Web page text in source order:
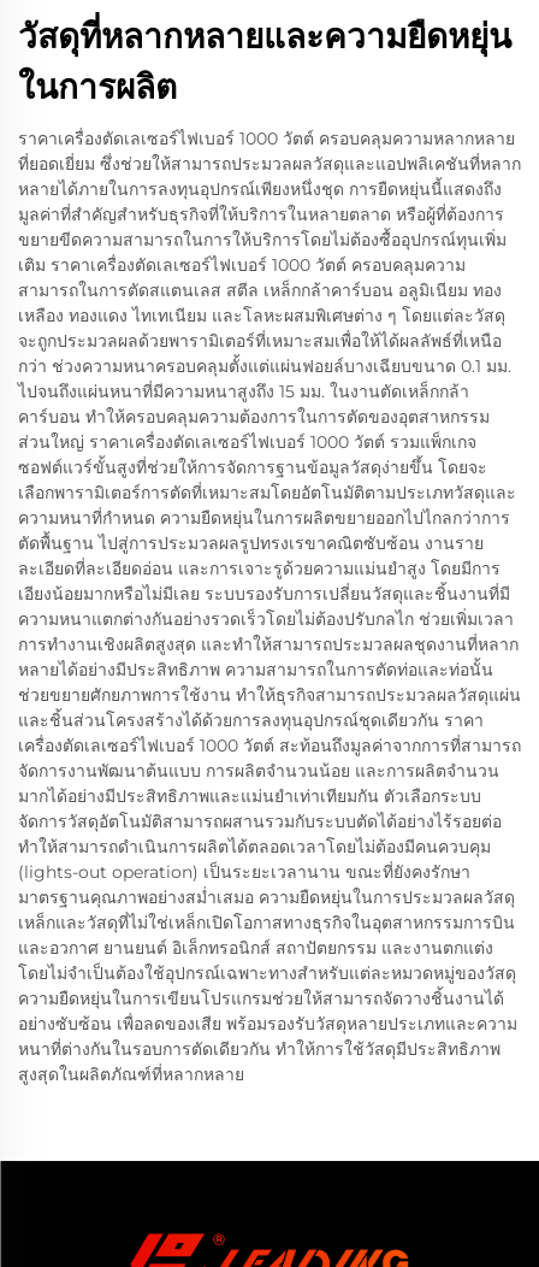
วัสดุที่หลากหลายและความยืดหยุ่น
ในการผลิต
ราคาเครื่องตัดเลเซอร์ไฟเบอร์ 1000 วัตต์ ครอบคลุมความหลากหลาย
ที่ยอดเยี่ยม ซึ่งช่วยให้สามารถประมวลผลวัสดุและแอปพลิเคชันที่หลาก
หลายได้ภายในการลงทุนอุปกรณ์เพียงหนึ่งชุด การยืดหยุ่นนี้แสดงถึง
มูลค่าที่สำคัญสำหรับธุรกิจที่ให้บริการในหลายตลาด หรือผู้ที่ต้องการ
ขยายขีดความสามารถในการให้บริการโดยไม่ต้องซื้ออุปกรณ์ทุนเพิ่ม
เติม ราคาเครื่องตัดเลเซอร์ไฟเบอร์ 1000 วัตต์ ครอบคลุมความ
สามารถในการตัดสแตนเลส สตีล เหล็กกล้าคาร์บอน อลูมิเนียม ทอง
เหลือง ทองแดง ไทเทเนียม และโลหะผสมพิเศษต่าง ๆ โดยแต่ละวัสดุ
จะถูกประมวลผลด้วยพารามิเตอร์ที่เหมาะสมเพื่อให้ได้ผลลัพธ์ที่เหนือ
กว่า ช่วงความหนาครอบคลุมตั้งแต่แผ่นฟอยล์บางเฉียบขนาด 0.1 มม.
ไปจนถึงแผ่นหนาที่มีความหนาสูงถึง 15 มม. ในงานตัดเหล็กกล้า
คาร์บอน ทำให้ครอบคลุมความต้องการในการตัดของอุตสาหกรรม
ส่วนใหญ่ ราคาเครื่องตัดเลเซอร์ไฟเบอร์ 1000 วัตต์ รวมแพ็กเกจ
ซอฟต์แวร์ขั้นสูงที่ช่วยให้การจัดการฐานข้อมูลวัสดุง่ายขึ้น โดยจะ
เลือกพารามิเตอร์การตัดที่เหมาะสมโดยอัตโนมัติตามประเภทวัสดุและ
ความหนาที่กำหนด ความยืดหยุ่นในการผลิตขยายออกไปไกลกว่าการ
ตัดพื้นฐาน ไปสู่การประมวลผลรูปทรงเรขาคณิตซับซ้อน งานราย
ละเอียดที่ละเอียดอ่อน และการเจาะรูด้วยความแม่นยำสูง โดยมีการ
เอียงน้อยมากหรือไม่มีเลย ระบบรองรับการเปลี่ยนวัสดุและชิ้นงานที่มี
ความหนาแตกต่างกันอย่างรวดเร็วโดยไม่ต้องปรับกลไก ช่วยเพิ่มเวลา
การทำงานเชิงผลิตสูงสุด และทำให้สามารถประมวลผลชุดงานที่หลาก
หลายได้อย่างมีประสิทธิภาพ ความสามารถในการตัดท่อและท่อนั้น
ช่วยขยายศักยภาพการใช้งาน ทำให้ธุรกิจสามารถประมวลผลวัสดุแผ่น
และชิ้นส่วนโครงสร้างได้ด้วยการลงทุนอุปกรณ์ชุดเดียวกัน ราคา
เครื่องตัดเลเซอร์ไฟเบอร์ 1000 วัตต์ สะท้อนถึงมูลค่าจากการที่สามารถ
จัดการงานพัฒนาต้นแบบ การผลิตจำนวนน้อย และการผลิตจำนวน
มากได้อย่างมีประสิทธิภาพและแม่นยำเท่าเทียมกัน ตัวเลือกระบบ
จัดการวัสดุอัตโนมัติสามารถผสานรวมกับระบบตัดได้อย่างไร้รอยต่อ
ทำให้สามารถดำเนินการผลิตได้ตลอดเวลาโดยไม่ต้องมีคนควบคุม
(lights-out operation) เป็นระยะเวลานาน ขณะที่ยังคงรักษา
มาตรฐานคุณภาพอย่างสม่ำเสมอ ความยืดหยุ่นในการประมวลผลวัสดุ
เหล็กและวัสดุที่ไม่ใช่เหล็กเปิดโอกาสทางธุรกิจในอุตสาหกรรมการบิน
และอวกาศ ยานยนต์ อิเล็กทรอนิกส์ สถาปัตยกรรม และงานตกแต่ง
โดยไม่จำเป็นต้องใช้อุปกรณ์เฉพาะทางสำหรับแต่ละหมวดหมู่ของวัสดุ
ความยืดหยุ่นในการเขียนโปรแกรมช่วยให้สามารถจัดวางชิ้นงานได้
อย่างซับซ้อน เพื่อลดของเสีย พร้อมรองรับวัสดุหลายประเภทและความ
หนาที่ต่างกันในรอบการตัดเดียวกัน ทำให้การใช้วัสดุมีประสิทธิภาพ
สูงสุดในผลิตภัณฑ์ที่หลากหลาย